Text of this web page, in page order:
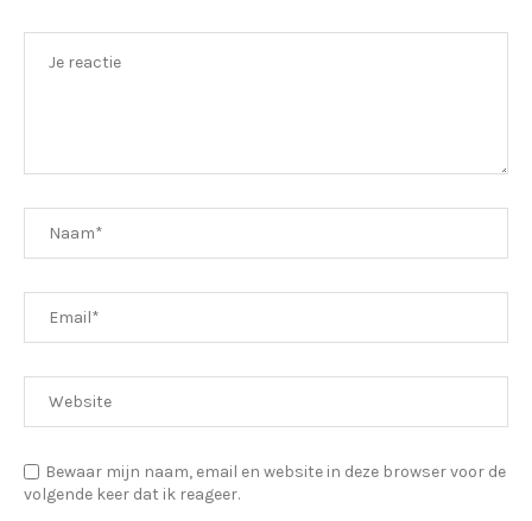
Bewaar mijn naam, email en website in deze browser voor de
volgende keer dat ik reageer.